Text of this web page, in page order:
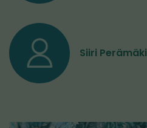
Siiri Perämäki